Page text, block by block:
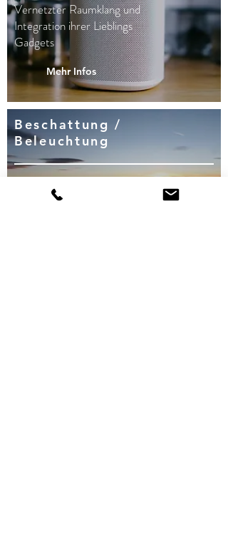
Vernetzter Raumklang und
Integration ihrer Lieblings
Gadgets
Mehr Infos
Beschattung /
Beleuchtung
IdealeLichtverhältnissedank
optimaler Beschattung und